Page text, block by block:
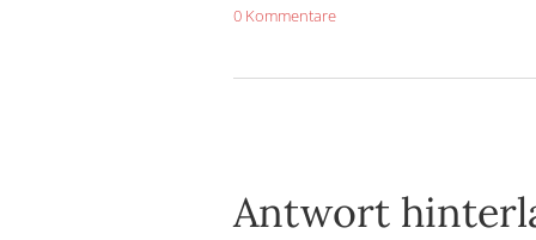
0 Kommentare
Antwort